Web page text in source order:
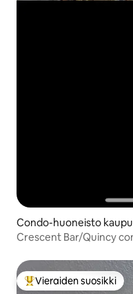
Condo-huoneisto
Crescent Bar/Quincy
Vieraiden suosikkien
Vieraiden suosikki